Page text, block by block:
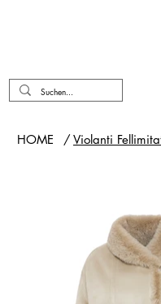
HOME / Violanti